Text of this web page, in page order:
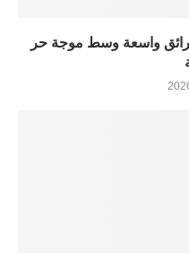
حرائق واسعة وسط موجة حر